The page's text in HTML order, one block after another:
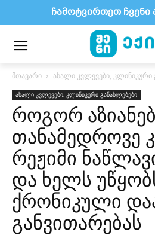
მთავარი ახალი კვლევები, კლინიკური
ახალი კვლევები, კლინიკური განახლებები
როგორ
თანამედროვე
რეჟიმი
და ხელს
ქრონიკული
განვითარებას
ჩამოტვირთეთ ჩვენი